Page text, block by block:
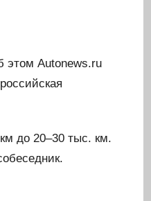
этом Autonews.ru
до 20–30 тыс. км.